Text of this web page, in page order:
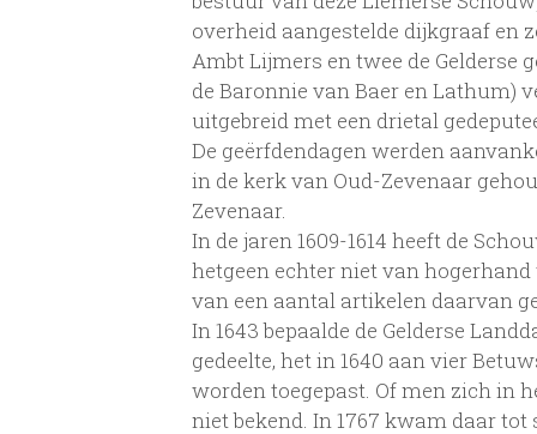
overheid aangestelde dijkgraaf en
Ambt Lijmers en twee de Gelderse
de Baronnie van Baer en Lathum)
uitgebreid met een drietal
De geërfdendagen werden
in de kerk van Oud-Zevenaar
Zevenaar.
In de jaren 1609-1614 heeft de
hetgeen echter niet van
van een aantal artikelen daarvan
In 1643 bepaalde de Gelderse
gedeelte, het in 1640 aan vier
worden toegepast. Of men zich in
niet bekend. In 1767 kwam daar